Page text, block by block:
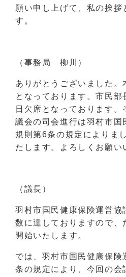
願い申し上げて、私の挨拶
す。
（事務局 柳川）
ありがとうございました。
となっております。市民部
日欠席となっております
議会の司会進行は羽村市国
規則第6条の規定によりま
たします。よろしくお願い
（議長）
羽村市国民健康保険運営協
数に達しておりますので、
開始いたします。
では、羽村市国民健康保険
条の規定により、今回の会